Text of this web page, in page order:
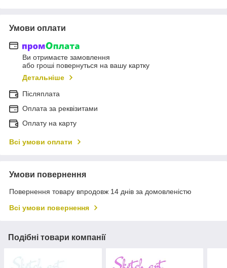
Умови оплати
Ви отримаєте замовлення
або гроші повернуться на вашу картку
Детальніше
Післяплата
Оплата за реквізитами
Оплату на карту
Всі умови оплати
Умови повернення
Повернення товару впродовж 14 днів за домовленістю
Всі умови повернення
Подібні товари компанії